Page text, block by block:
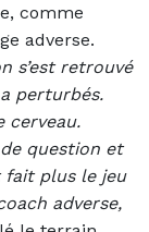
comme
adverse.
s’est retrouvé
perturbés.
cerveau.
question et
fait plus le jeu
adverse,